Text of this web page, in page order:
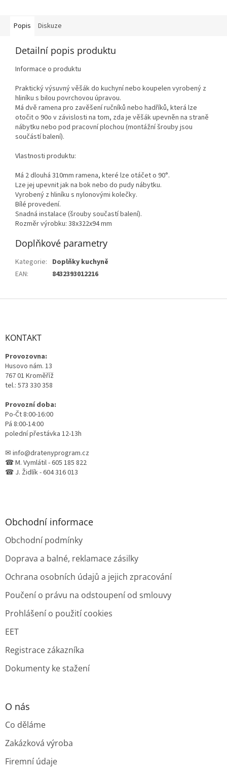
Popis Diskuze
Detailní popis produktu
Informace o produktu
Praktický výsuvný věšák do kuchyní nebo koupelen vyrobený z
hliníku s bilou povrchovou úpravou.
Má dvě ramena pro zavěšení ručníků nebo hadříků, která lze
otočit o 90o v závislosti na tom, zda je věšák upevněn na straně
nábytku nebo pod pracovní plochou (montážní šrouby jsou
součástí balení).
Vlastnosti produktu:
Má 2 dlouhá 310mm ramena, které lze otáčet o 90°.
Lze jej upevnit jak na bok nebo do pudy nábytku.
Vyrobený z hliníku s nylonovými kolečky.
Bílé provedení.
Snadná instalace (šrouby součastí balení).
Rozměr výrobku: 38x322x94 mm
Doplňkové parametry
Kategorie: Doplňky kuchyně
EAN: 8432393012216
Z
KONTAKT
Provozovna:
Husovo nám. 13
767 01 Kroměříž
tel.: 573 330 358
Provozní doba:
Po-Čt 8:00-16:00
Pá 8:00-14:00
polední přestávka 12-13h
✉ info@dratenyprogram.cz
☎ M. Vymlátil - 605 185 822
☎ J. Židlík - 604 316 013
Obchodní informace
Obchodní podmínky
Doprava a balné, reklamace zásilky
Ochrana osobních údajů a jejich zpracování
Poučení o právu na odstoupení od smlouvy
Prohlášení o použití cookies
EET
Registrace zákazníka
Dokumenty ke stažení
O nás
Co děláme
Zakázková výroba
Firemní údaje